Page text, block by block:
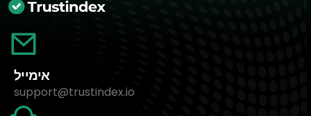
אימייל
support@trustindex.io